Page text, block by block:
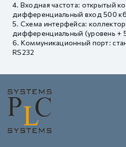
Входная частота: открытый
дифференциальный вход 500
Схема интерфейса:
дифференциальный (уровень +
Коммуникационный порт:
RS232